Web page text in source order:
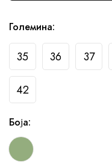
Големина:
35 36 37
42
Боја: